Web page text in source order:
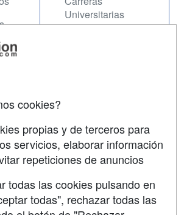
Universitarias
cookies?
propias y de terceros para
servicios, elaborar información
repeticiones de anuncios
todas las cookies pulsando en
todas", rechazar todas las